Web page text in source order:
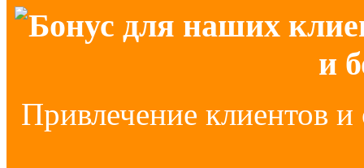
Бонус для наших
и
Привлечение клиентов и